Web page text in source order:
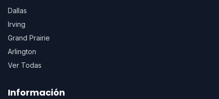
Dallas
Irving
Grand Prairie
Arlington
Ver Todas
Información